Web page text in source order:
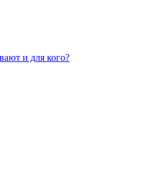
и для кого?